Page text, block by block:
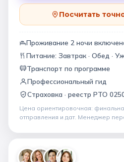
Посчитать
Проживание 2 ночи
Питание: Завтрак · Обед ·
Транспорт по программе
Профессиональный гид
Страховка · реестр РТО
Цена ориентировочная:
отправления и дат. Менеджер